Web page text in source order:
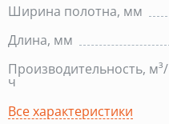
Ширина полотна, мм
Длина, мм
Производительность, м³/
ч
Все характеристики